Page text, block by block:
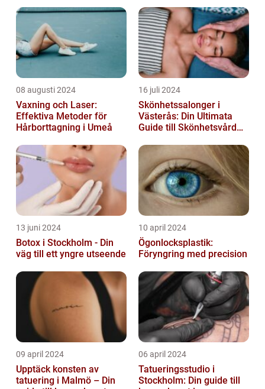
08 augusti 2024
Vaxning och Laser:
Effektiva Metoder för
Hårborttagning i Umeå
16 juli 2024
Skönhetssalonger i
Västerås: Din Ultimata
Guide till Skönhetsvård
13 juni 2024
Botox i Stockholm - Din
väg till ett yngre utseende
10 april 2024
Ögonlocksplastik:
Föryngring med precision
09 april 2024
Upptäck konsten av
tatuering i Malmö – Din
06 april 2024
Tatueringsstudio i
Stockholm: Din guide till